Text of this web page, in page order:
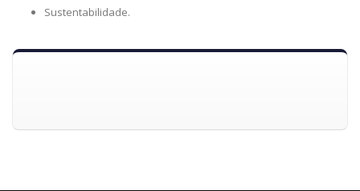
Sustentabilidade.